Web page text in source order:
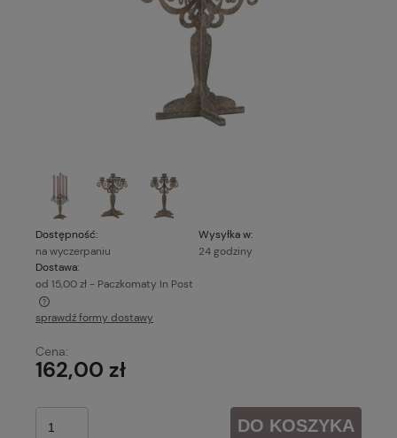
Dostępność:
na wyczerpaniu
Wysyłka w:
24 godziny
Dostawa:
od 15,00 zł - Paczkomaty In Post
Cena nie zawiera ewentualnych kosztów płatności
sprawdź formy dostawy
Cena:
162,00 zł
DO KOSZYKA